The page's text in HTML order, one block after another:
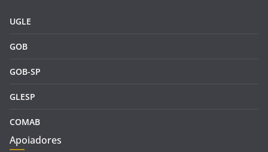
UGLE
GOB
GOB-SP
GLESP
COMAB
Apoiadores